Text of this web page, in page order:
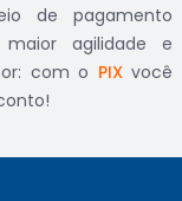
de pagamento
agilidade e
com o PIXvocê